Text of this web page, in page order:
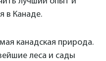
в Канаде.
канадская природа.
леса и сады